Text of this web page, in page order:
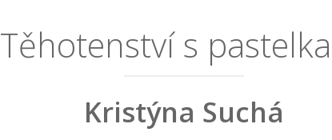
Těhotenství s
Kristýna Suchá